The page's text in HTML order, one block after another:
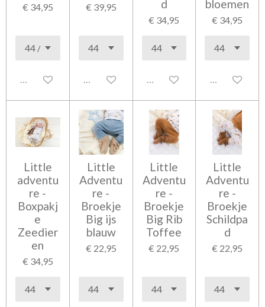
€ 34,95
Uitgeschakeld
€ 39,95
Uitgeschakeld
d
€ 34,95
Uitgeschakeld
bloemen
€ 34,95
Little
adventu
re -
Boxpakj
e
Zeedier
en
€ 34,95
Little
Adventu
re -
Broekje
Big ijs
blauw
€ 22,95
Little
Adventu
re -
Broekje
Big Rib
Toffee
€ 22,95
Little
Adventu
re -
Broekje
Schildpa
d
€ 22,95